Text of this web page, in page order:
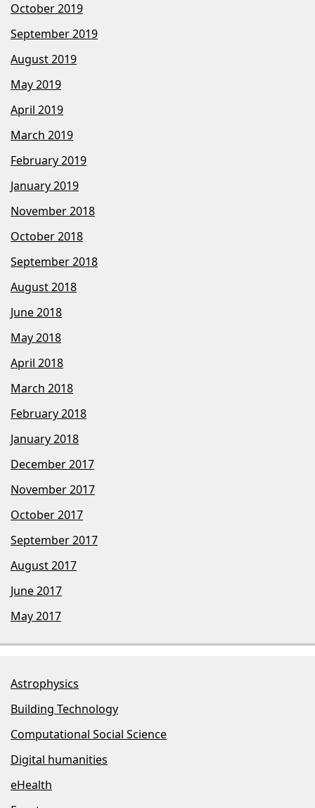
October 2019
September 2019
August 2019
May 2019
April 2019
March 2019
February 2019
January 2019
November 2018
October 2018
September 2018
August 2018
June 2018
May 2018
April 2018
March 2018
February 2018
January 2018
December 2017
November 2017
October 2017
September 2017
August 2017
June 2017
May 2017
Astrophysics
Building Technology
Computational Social Science
Digital humanities
eHealth